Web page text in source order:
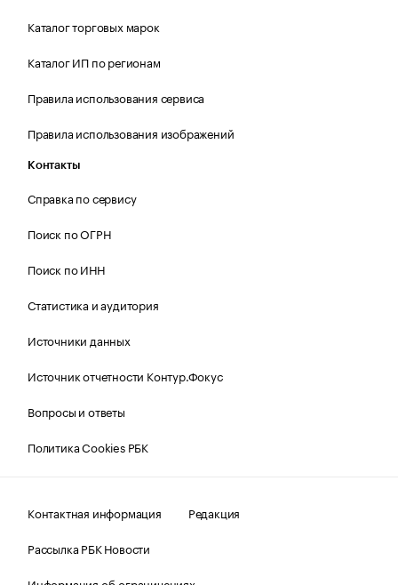
Каталог торговых марок
Каталог ИП по регионам
Правила использования сервиса
Правила использования изображений
Контакты
Справка по сервису
Поиск по ОГРН
Поиск по ИНН
Статистика и аудитория
Источники данных
Источник отчетности Контур.Фокус
Вопросы и ответы
Политика Cookies РБК
Контактная информация
Редакция
Рассылка РБК Новости